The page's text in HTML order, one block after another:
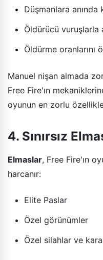
Düşmanlara anında
Öldürücü vuruşlarla
Öldürme oranlarını
Manuel nişan almada
Free Fire'ın
oyunun en zorlu
4. Sınırsız
Elmaslar, Free Fire'ın
harcanır:
Elite Paslar
Özel görünümler
Özel silahlar ve